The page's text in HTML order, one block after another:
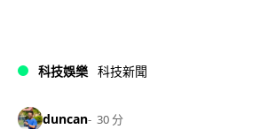
科技娛樂 科技新聞
duncan 30 分